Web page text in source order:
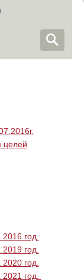
целей
год.
год.
год.
год.